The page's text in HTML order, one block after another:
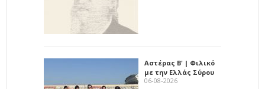
Αστέρας Β' | Φιλικό
με την Ελλάς Σύρου
06-08-2026